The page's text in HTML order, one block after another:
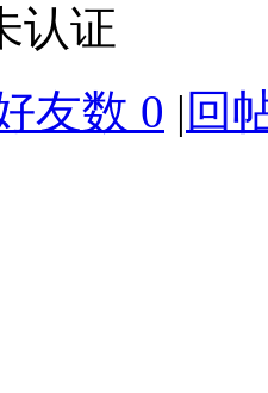
认证
友数 0 | 回